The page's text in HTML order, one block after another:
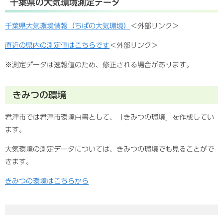
千葉県の大気環境測定データ
千葉県大気環境情報（ちばの大気環境） ＜外部リンク＞
直近の県内の測定値はこちらです ＜外部リンク＞
※測定データは速報値のため、修正される場合があります。
きみつの環境
君津市では君津市環境白書として、「きみつの環境」を作成してい
ます。
大気環境の測定データについては、きみつの環境でも見ることがで
きます。
きみつの環境はこちらから